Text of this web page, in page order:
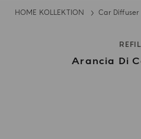
HOME KOLLEKTION Car Diffuser
Arancia Di